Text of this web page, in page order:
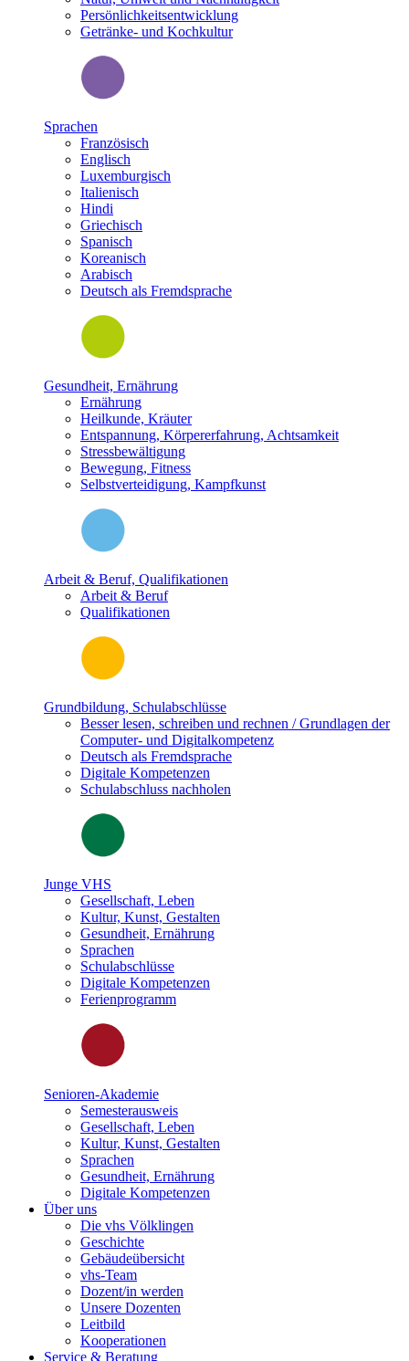
Persönlichkeitsentwicklung
Getränke- und Kochkultur
Sprachen
Französisch
Englisch
Luxemburgisch
Italienisch
Hindi
Griechisch
Spanisch
Koreanisch
Arabisch
Deutsch als Fremdsprache
Gesundheit, Ernährung
Ernährung
Heilkunde, Kräuter
Entspannung, Körpererfahrung, Achtsamkeit
Stressbewältigung
Bewegung, Fitness
Selbstverteidigung, Kampfkunst
Arbeit & Beruf, Qualifikationen
Arbeit & Beruf
Qualifikationen
Grundbildung, Schulabschlüsse
Besser lesen, schreiben und rechnen / Grundlagen der
Computer- und Digitalkompetenz
Deutsch als Fremdsprache
Digitale Kompetenzen
Schulabschluss nachholen
Junge VHS
Gesellschaft, Leben
Kultur, Kunst, Gestalten
Gesundheit, Ernährung
Sprachen
Schulabschlüsse
Digitale Kompetenzen
Ferienprogramm
Senioren-Akademie
Semesterausweis
Gesellschaft, Leben
Kultur, Kunst, Gestalten
Sprachen
Gesundheit, Ernährung
Digitale Kompetenzen
Über uns
Die vhs Völklingen
Geschichte
Gebäudeübersicht
vhs-Team
Dozent/in werden
Unsere Dozenten
Leitbild
Kooperationen
Service & Beratung